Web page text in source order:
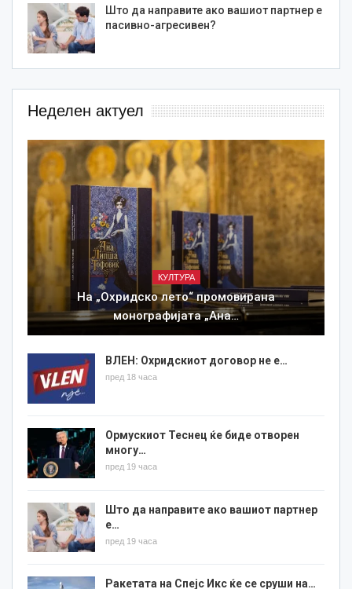
Што да направите ако вашиот партнер е
пасивно-агресивен?
Неделен актуел
КУЛТУРА
На „Охридско лето“ промовирана
монографијата „Ана…
ВЛЕН: Охридскиот договор не е…
пред 18 часа
Ормускиот Теснец ќе биде отворен
многу…
пред 19 часа
Што да направите ако вашиот партнер
е…
пред 19 часа
Ракетата на Спејс Икс ќе се сруши на…